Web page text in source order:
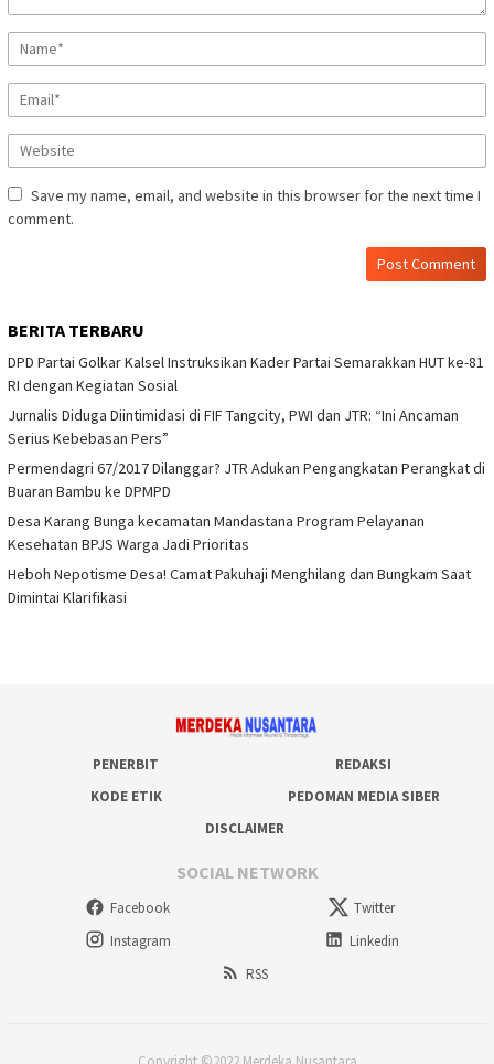
Save my name, email, and website in this browser for the next time I
comment.
BERITA TERBARU
DPD Partai Golkar Kalsel Instruksikan Kader Partai Semarakkan HUT ke-81
RI dengan Kegiatan Sosial
Jurnalis Diduga Diintimidasi di FIF Tangcity, PWI dan JTR: “Ini Ancaman
Serius Kebebasan Pers”
Permendagri 67/2017 Dilanggar? JTR Adukan Pengangkatan Perangkat di
Buaran Bambu ke DPMPD
Desa Karang Bunga kecamatan Mandastana Program Pelayanan
Kesehatan BPJS Warga Jadi Prioritas
Heboh Nepotisme Desa! Camat Pakuhaji Menghilang dan Bungkam Saat
Dimintai Klarifikasi
PENERBIT
REDAKSI
KODE ETIK
PEDOMAN MEDIA SIBER
DISCLAIMER
SOCIAL NETWORK
Facebook
Twitter
Instagram
Linkedin
RSS